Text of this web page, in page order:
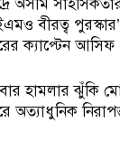
বীরত্ব পুরস্কার’
ক্যাপ্টেন আসিফ
হামলার ঝুঁকি
অত্যাধুনিক